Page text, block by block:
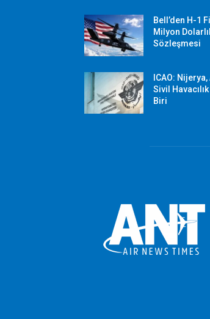
Bell’den H-1
Milyon
Sözleşmesi
ICAO:
Sivil
Biri